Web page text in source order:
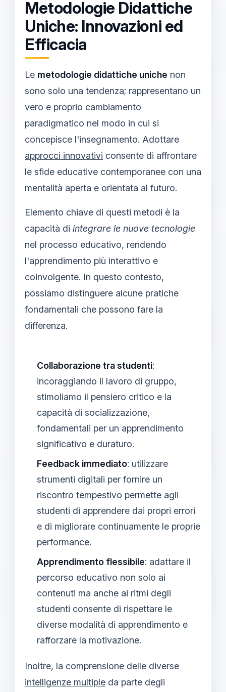
Metodologie Didattiche
Uniche: Innovazioni ed
Efficacia
Le metodologie didattiche uniche non
sono solo una tendenza; rappresentano un
vero e proprio cambiamento
paradigmatico nel modo in cui si
concepisce l'insegnamento. Adottare
approcci innovativi consente di affrontare
le sfide educative contemporanee con una
mentalità aperta e orientata al futuro.
Elemento chiave di questi metodi è la
capacità di integrare le nuove tecnologie
nel processo educativo, rendendo
l'apprendimento più interattivo e
coinvolgente. In questo contesto,
possiamo distinguere alcune pratiche
fondamentali che possono fare la
differenza.
Collaborazione tra studenti:
incoraggiando il lavoro di gruppo,
stimoliamo il pensiero critico e la
capacità di socializzazione,
fondamentali per un apprendimento
significativo e duraturo.
Feedback immediato: utilizzare
strumenti digitali per fornire un
riscontro tempestivo permette agli
studenti di apprendere dai propri errori
e di migliorare continuamente le proprie
performance.
Apprendimento flessibile: adattare il
percorso educativo non solo ai
contenuti ma anche ai ritmi degli
studenti consente di rispettare le
diverse modalità di apprendimento e
rafforzare la motivazione.
Inoltre, la comprensione delle diverse
intelligenze multiple da parte degli